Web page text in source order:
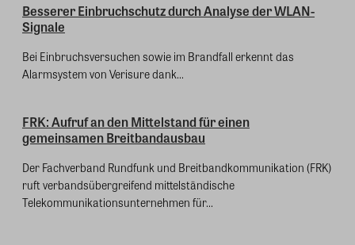
Besserer Einbruchschutz durch Analyse der WLAN-
Signale
Bei Einbruchsversuchen sowie im Brandfall erkennt das
Alarmsystem von Verisure dank...
FRK: Aufruf an den Mittelstand für einen
gemeinsamen Breitbandausbau
Der Fachverband Rundfunk und Breitbandkommunikation (FRK)
ruft verbandsübergreifend mittelständische
Telekommunikationsunternehmen für...